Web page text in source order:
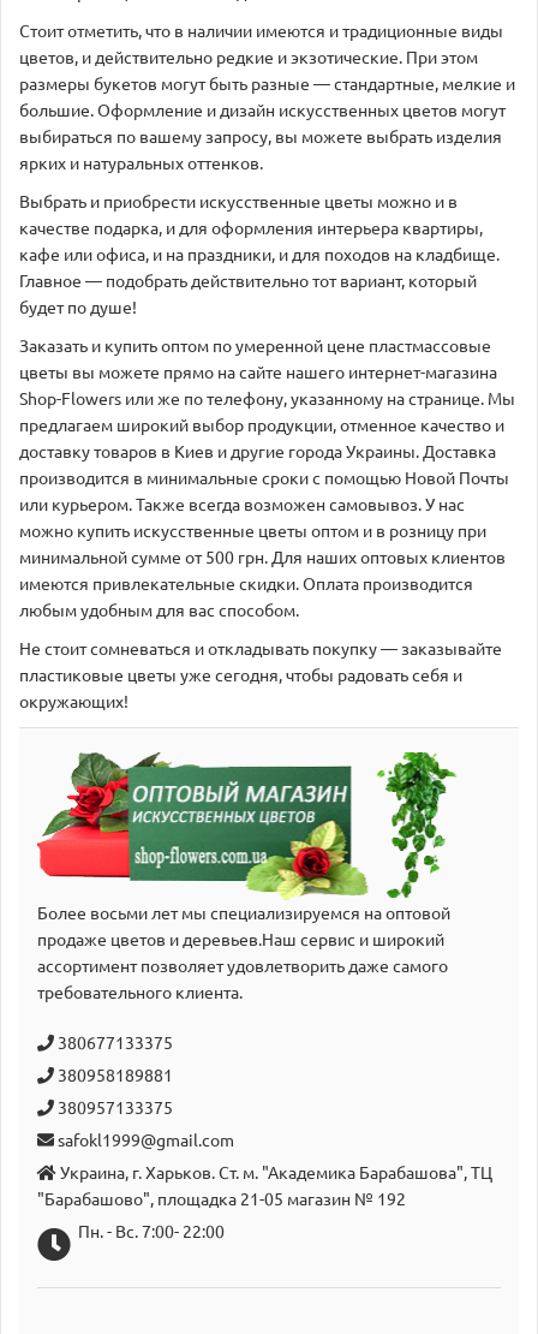
Стоит отметить, что в наличии имеются и традиционные виды
цветов, и действительно редкие и экзотические. При этом
размеры букетов могут быть разные — стандартные, мелкие и
большие. Оформление и дизайн искусственных цветов могут
выбираться по вашему запросу, вы можете выбрать изделия
ярких и натуральных оттенков.
Выбрать и приобрести искусственные цветы можно и в
качестве подарка, и для оформления интерьера квартиры,
кафе или офиса, и на праздники, и для походов на кладбище.
Главное — подобрать действительно тот вариант, который
будет по душе!
Заказать и купить оптом по умеренной цене пластмассовые
цветы вы можете прямо на сайте нашего интернет-магазина
Shop-Flowers или же по телефону, указанному на странице. Мы
предлагаем широкий выбор продукции, отменное качество и
доставку товаров в Киев и другие города Украины. Доставка
производится в минимальные сроки с помощью Новой Почты
или курьером. Также всегда возможен самовывоз. У нас
можно купить искусственные цветы оптом и в розницу при
минимальной сумме от 500 грн. Для наших оптовых клиентов
имеются привлекательные скидки. Оплата производится
любым удобным для вас способом.
Не стоит сомневаться и откладывать покупку — заказывайте
пластиковые цветы уже сегодня, чтобы радовать себя и
окружающих!
Более восьми лет мы специализируемся на оптовой
продаже цветов и деревьев.Наш сервис и широкий
аcсортимент позволяет удовлетворить даже самого
требовательного клиента.
380677133375
380958189881
380957133375
safokl1999@gmail.com
Украина, г. Харьков. Ст. м. "Академика Барабашова", ТЦ
"Барабашово", площадка 21-05 магазин № 192
Пн. - Вс. 7:00- 22:00